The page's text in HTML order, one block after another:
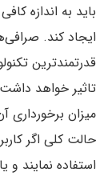
باید به اندازه
ایجاد کند.
قدرتمندترین
تاثیر خواهد
میزان برخورداری
حالت کلی اگر
استفاده نمایند و یا